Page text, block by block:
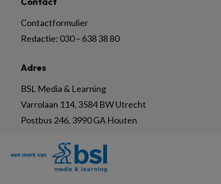
Adres
BSL Media & Learning
Varrolaan 114, 3584 BW Utrecht
Postbus 246, 3990 GA Houten
Contactformulier
Redactie: 030 – 638 38 80